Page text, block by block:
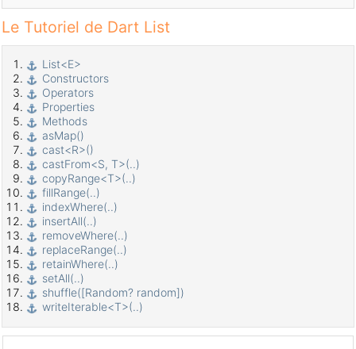
Le Tutoriel de Dart List
List<E>
Constructors
Operators
Properties
Methods
asMap()
cast<R>()
castFrom<S, T>(..)
copyRange<T>(..)
fillRange(..)
indexWhere(..)
insertAll(..)
removeWhere(..)
replaceRange(..)
retainWhere(..)
setAll(..)
shuffle([Random? random])
writeIterable<T>(..)